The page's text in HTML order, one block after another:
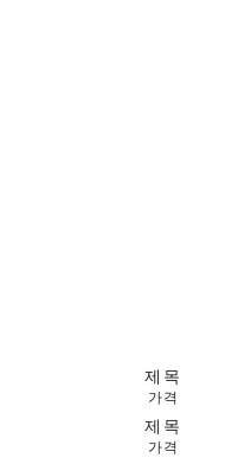
제목
가격
제목
가격